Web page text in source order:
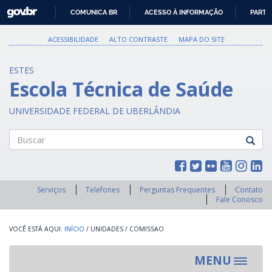
PARA
O
GOVBR
COMUNICA BR ACESSO À INFORMAÇÃO
ACESSIBILIDADE ALTO CONTRASTE MAPA DO SITE
ESTES
Escola Técnica de Saúde
UNIVERSIDADE FEDERAL DE UBERLÂNDIA
Serviços Telefones Perguntas Frequentes
Contato
Fale Conosco
INÍCIO / UNIDADES / COMISSAO
MENU
Toggle